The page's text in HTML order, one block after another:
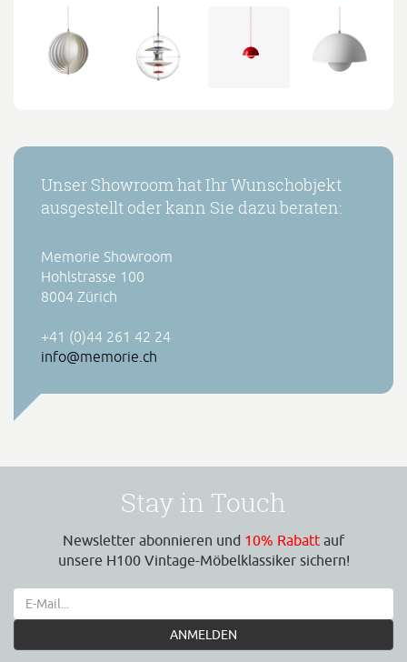
Unser Showroom hat Ihr Wunschobjekt
ausgestellt oder kann Sie dazu beraten:
Memorie Showroom
Hohlstrasse 100
8004 Zürich
+41 (0)44 261 42 24
info@memorie.ch
Stay in Touch
Newsletter abonnieren und 10% Rabatt auf
unsere H100 Vintage-Möbelklassiker sichern!
ANMELDEN